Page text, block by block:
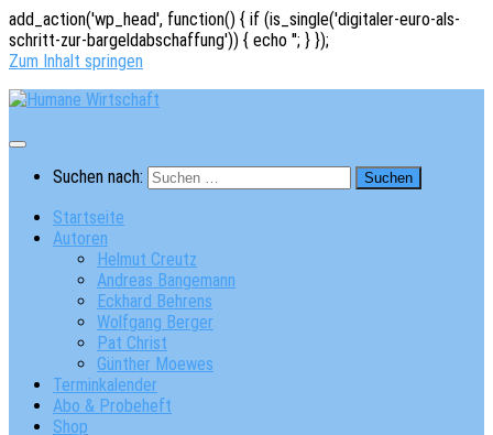
add_action('wp_head', function() { if (is_single('digitaler-euro-als-
schritt-zur-bargeldabschaffung')) { echo ''; } });
Zum Inhalt springen
Suchen nach:
Startseite
Autoren
Helmut Creutz
Andreas Bangemann
Eckhard Behrens
Wolfgang Berger
Pat Christ
Günther Moewes
Terminkalender
Abo & Probeheft
Shop